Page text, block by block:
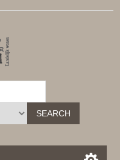
SEARCH